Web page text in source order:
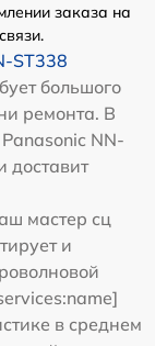
заказа на
ST338
большого
ремонта. В
NN-
доставит
мастер сц
и
в среднем